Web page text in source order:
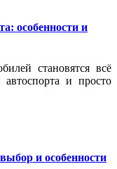
особенности и
становятся всё
и просто
и особенности